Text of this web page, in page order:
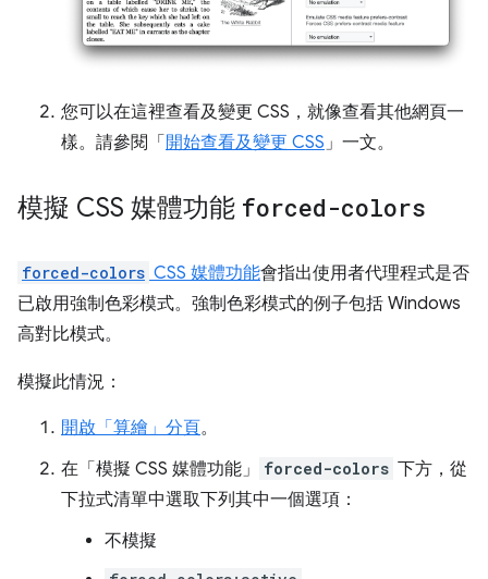
您可以在這裡查看及變更 CSS，就像查看其他網頁一
樣。請參閱「開始查看及變更 CSS 」一文。
模擬 CSS 媒體功能 forced-colors
forced-colors CSS 媒體功能會指出使用者代理程式是否
已啟用強制色彩模式。強制色彩模式的例子包括 Windows
高對比模式。
模擬此情況：
開啟「算繪」 分頁。
在「模擬 CSS 媒體功能」
forced-colors 下方，從
下拉式清單中選取下列其中一個選項：
不模擬